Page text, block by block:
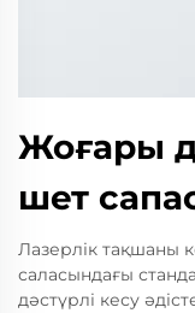
Жоғары
шет
Лазерлік тақшаны
саласындағы
дәстүрлі кесу